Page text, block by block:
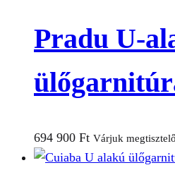
Pradu U-
694 900 Ft Várjuk